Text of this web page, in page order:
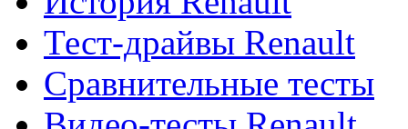
Тест-драйвы Renault
Сравнительные тесты